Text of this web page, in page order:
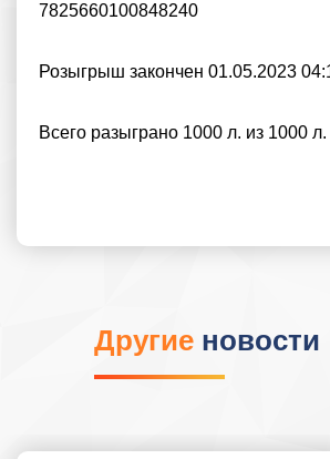
7825660100848240
Розыгрыш закончен 01.05.2023
Всего разыграно 1000 л. из 1000 л.
Другие новости